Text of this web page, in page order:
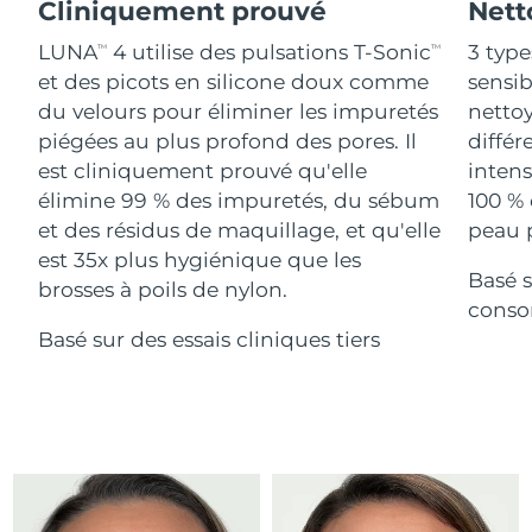
Cliniquement prouvé
LUNATM 4 utilise des pulsations T-SonicTM
et des picots en silicone doux comme
du velours pour éliminer les impuretés
piégées au plus profond des pores. Il
est cliniquement prouvé qu'elle
élimine 99 % des impuretés, du sébum
et des résidus de maquillage, et qu'elle
est 35x plus hygiénique que les
brosses à poils de nylon.
Basé sur des essais cliniques tiers
3
100
peau
Basé
For healthy hair
18% PAP
Acheter tout
FOREO APP
À PROPROS
Israël
Italie Livraison estimée09/08/2026
Japon Livraison estimée 12/08/2026
Jersey Livraison estimée14/08/2026
Kazakhstan Livraison estimée
09/08/2026
Lituanie Livraison estimée09/08/2026